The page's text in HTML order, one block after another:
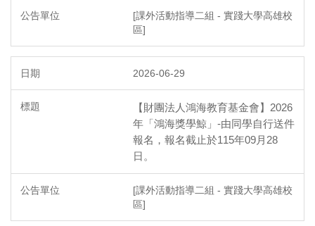
[課外活動指導二組 - 實踐大學高雄校
區]
2026-06-29
【財團法人鴻海教育基金會】2026
年「鴻海獎學鯨」-由同學自行送件
報名，報名截止於115年09月28
日。
[課外活動指導二組 - 實踐大學高雄校
區]